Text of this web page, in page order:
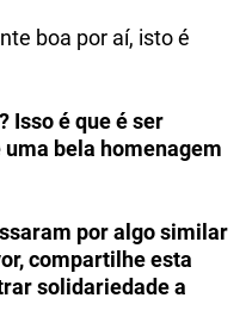
boa por aí, isto é
Isso é que é ser
bela homenagem
por algo similar
compartilhe esta
solidariedade a